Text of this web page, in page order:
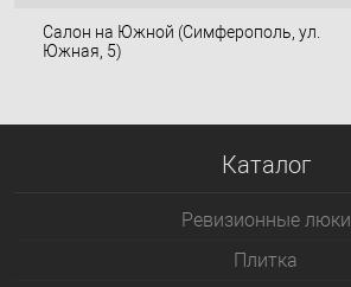
Салон на Южной (Симферополь, ул.
Южная, 5)
Каталог
Ревизионные люки
Плитка